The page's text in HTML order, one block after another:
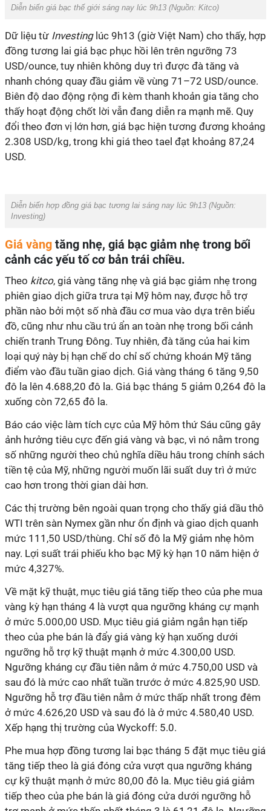
Diễn biến giá bạc thế giới sáng nay lúc 9h13 (Nguồn: Kitco)
Dữ liệu từ Investinglúc 9h13 (giờ Việt Nam) cho thấy, hợp
đồng tương lai giá bạc phục hồi lên trên ngưỡng 73
USD/ounce, tuy nhiên không duy trì được đà tăng và
nhanh chóng quay đầu giảm về vùng 71–72 USD/ounce.
Biên độ dao động rộng đi kèm thanh khoản gia tăng cho
thấy hoạt động chốt lời vẫn đang diễn ra mạnh mẽ. Quy
đổi theo đơn vị lớn hơn, giá bạc hiện tương đương khoảng
2.308 USD/kg, trong khi giá theo tael đạt khoảng 87,24
USD.
Diễn biến hợp đồng giá bạc tương lai sáng nay lúc 9h13 (Nguồn:
Investing)
Giá vàng tăng nhẹ, giá bạc giảm nhẹ trong bối
cảnh các yếu tố cơ bản trái chiều.
Theo kitco, giá vàng tăng nhẹ và giá bạc giảm nhẹ trong
phiên giao dịch giữa trưa tại Mỹ hôm nay, được hỗ trợ
phần nào bởi một số nhà đầu cơ mua vào dựa trên biểu
đồ, cũng như nhu cầu trú ẩn an toàn nhẹ trong bối cảnh
chiến tranh Trung Đông. Tuy nhiên, đà tăng của hai kim
loại quý này bị hạn chế do chỉ số chứng khoán Mỹ tăng
điểm vào đầu tuần giao dịch. Giá vàng tháng 6 tăng 9,50
đô la lên 4.688,20 đô la. Giá bạc tháng 5 giảm 0,264 đô la
xuống còn 72,65 đô la.
Báo cáo việc làm tích cực của Mỹ hôm thứ Sáu cũng gây
ảnh hưởng tiêu cực đến giá vàng và bạc, vì nó nằm trong
số những người theo chủ nghĩa diều hâu trong chính sách
tiền tệ của Mỹ, những người muốn lãi suất duy trì ở mức
cao hơn trong thời gian dài hơn.
Các thị trường bên ngoài quan trọng cho thấy giá dầu thô
WTI trên sàn Nymex gần như ổn định và giao dịch quanh
mức 111,50 USD/thùng. Chỉ số đô la Mỹ giảm nhẹ hôm
nay. Lợi suất trái phiếu kho bạc Mỹ kỳ hạn 10 năm hiện ở
mức 4,327%.
Về mặt kỹ thuật, mục tiêu giá tăng tiếp theo của phe mua
vàng kỳ hạn tháng 4 là vượt qua ngưỡng kháng cự mạnh
ở mức 5.000,00 USD. Mục tiêu giá giảm ngắn hạn tiếp
theo của phe bán là đẩy giá vàng kỳ hạn xuống dưới
ngưỡng hỗ trợ kỹ thuật mạnh ở mức 4.300,00 USD.
Ngưỡng kháng cự đầu tiên nằm ở mức 4.750,00 USD và
sau đó là mức cao nhất tuần trước ở mức 4.825,90 USD.
Ngưỡng hỗ trợ đầu tiên nằm ở mức thấp nhất trong đêm
ở mức 4.626,20 USD và sau đó là ở mức 4.580,40 USD.
Xếp hạng thị trường của Wyckoff: 5.0.
Phe mua hợp đồng tương lai bạc tháng 5 đặt mục tiêu giá
tăng tiếp theo là giá đóng cửa vượt qua ngưỡng kháng
cự kỹ thuật mạnh ở mức 80,00 đô la. Mục tiêu giá giảm
tiếp theo của phe bán là giá đóng cửa dưới ngưỡng hỗ